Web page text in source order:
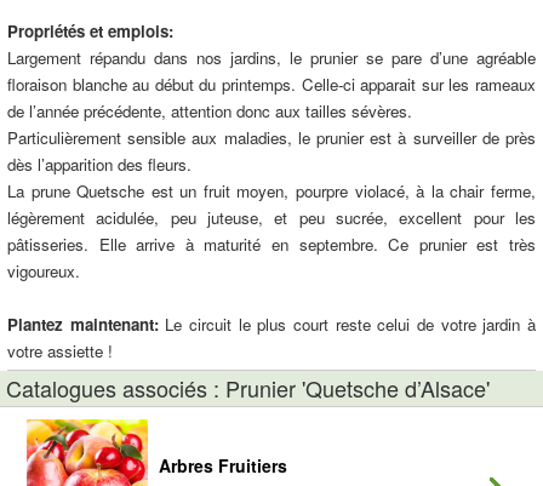
Propriétés et emplois:
Largement répandu dans nos jardins, le prunier se pare d’une agréable
floraison blanche au début du printemps. Celle-ci apparait sur les rameaux
de l’année précédente, attention donc aux tailles sévères.
Particulièrement sensible aux maladies, le prunier est à surveiller de près
dès l’apparition des fleurs.
La prune Quetsche est un fruit moyen, pourpre violacé, à la chair ferme,
légèrement acidulée, peu juteuse, et peu sucrée, excellent pour les
pâtisseries. Elle arrive à maturité en septembre. Ce prunier est très
vigoureux.
Plantez maintenant:Le circuit le plus court reste celui de votre jardin à
votre assiette !
Catalogues associés : Prunier 'Quetsche d’Alsace'
Arbres Fruitiers